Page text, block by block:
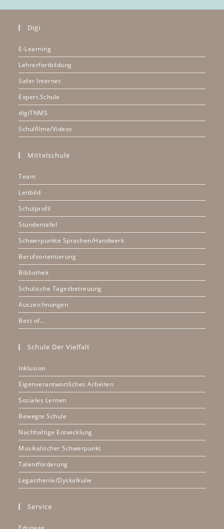
Digi
E-Learning
Lehrerfortbildung
Safer Internet
Expert.Schule
digiTNMS
Schulfilme/Videos
Mittelschule
Team
Leitbild
Schulprofil
Stundentafel
Schwerpunkte Sprachen/Handwerk
Berufsorientierung
Bibliothek
Schulische Tagesbetreuung
Auszeichnungen
Best of…
Schule Der Vielfalt
Inklusion
Eigenverantwortliches Arbeiten
Soziales Lernen
Bewegte Schule
Nachhaltige Entwicklung
Musikalischer Schwerpunkt
Talentförderung
Legasthenie/Dyskalkulie
Service